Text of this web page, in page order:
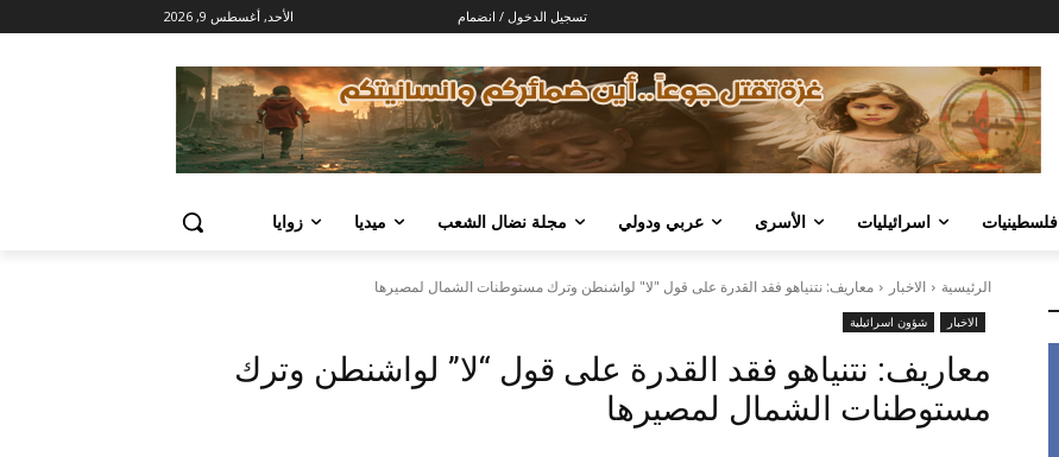
تسجيل الدخول / انضمام الأحد, أغسطس 9, 2026
فلسطينيات اسرائيليات الأسرى عربي ودولي مجلة نضال الشعب ميديا زوايا
الرئيسية الاخبار معاريف: نتنياهو فقد القدرة على قول "لا" لواشنطن وترك مستوطنات الشمال لمصيرها
الاخبار شؤون اسرائيلية
معاريف: نتنياهو فقد القدرة على قول “لا” لواشنطن وترك
مستوطنات الشمال لمصيرها